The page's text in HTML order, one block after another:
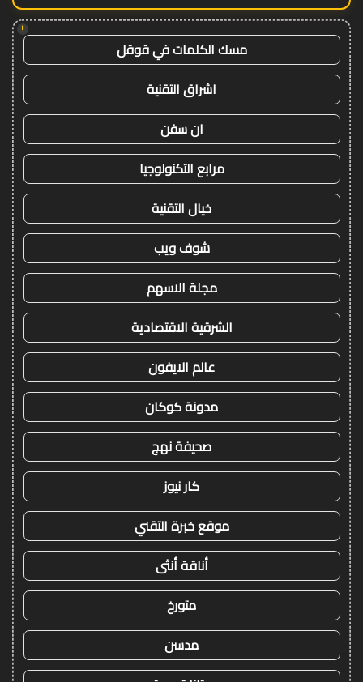
!
مسك الكلمات في قوقل
اشراق التقنية
ان سفن
مرابع التكنولوجيا
خيال التقنية
شوف ويب
مجلة الاسهم
الشرقية الاقتصادية
عالم الايفون
مدونة كوكان
صحيفة نهج
كار نيوز
موقع خبرة التقني
أناقة أنثى
متورخ
مدسن